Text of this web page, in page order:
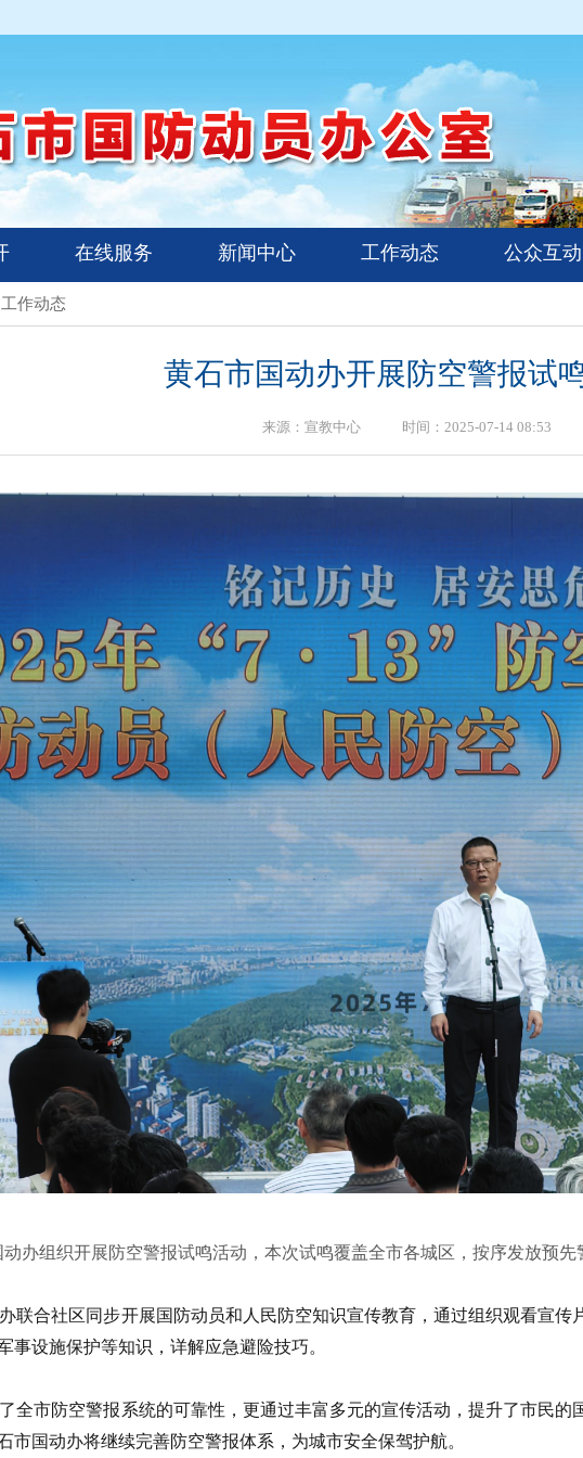
在线服务 新闻中心 工作动态 公众互动
工作动态
黄石市国动办开展防空警报试
来源：宣教中心 时间：2025-07-14 08:53
办组织开展防空警报试鸣活动，本次试鸣覆盖全市各城区，按序发放预先
联合社区同步开展国防动员和人民防空知识宣传教育，通过组织观看宣传
事设施保护等知识，详解应急避险技巧。
全市防空警报系统的可靠性，更通过丰富多元的宣传活动，提升了市民的
市国动办将继续完善防空警报体系，为城市安全保驾护航。